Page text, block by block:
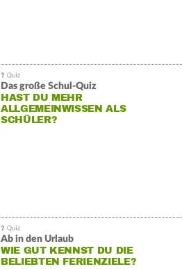
Das große Schul-Quiz
HAST DU MEHR
ALLGEMEINWISSEN ALS
SCHÜLER?
Ab in den Urlaub
WIE GUT KENNST DU DIE
BELIEBTEN FERIENZIELE?